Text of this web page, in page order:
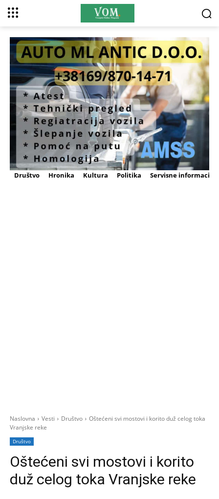
Društvo Hronika Kultura Politika Servisne informacije
Naslovna Vesti Društvo
Oštećeni svi mostovi i korito duž celog toka
Vranjske reke
Društvo
Oštećeni svi mostovi i korito
duž celog toka Vranjske reke